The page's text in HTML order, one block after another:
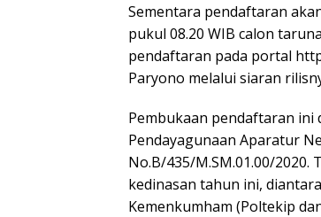
Sementara pendaftaran
pukul 08.20 WIB calon
pendaftaran pada portal
Paryono melalui siaran
Pembukaan pendaftaran
Pendayagunaan Aparatur
No.B/435/M.SM.01.00/
kedinasan tahun ini,
Kemenkumham (Poltekip